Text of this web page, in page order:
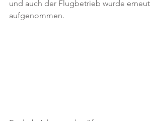
und auch der Flugbetrieb wurde erneut
aufgenommen.